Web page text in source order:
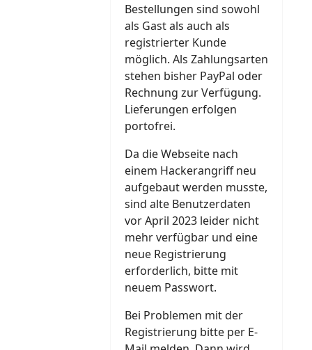
Bestellungen sind sowohl
als Gast als auch als
registrierter Kunde
möglich. Als Zahlungsarten
stehen bisher PayPal oder
Rechnung zur Verfügung.
Lieferungen erfolgen
portofrei.
Da die Webseite nach
einem Hackerangriff neu
aufgebaut werden musste,
sind alte Benutzerdaten
vor April 2023 leider nicht
mehr verfügbar und eine
neue Registrierung
erforderlich, bitte mit
neuem Passwort.
Bei Problemen mit der
Registrierung bitte per E-